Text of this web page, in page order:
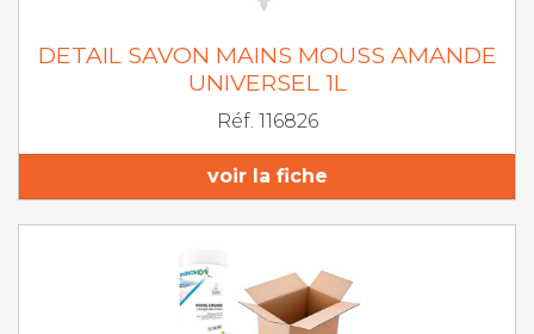
DETAIL SAVON MAINS MOUSS AMANDE
UNIVERSEL 1L
Réf. 116826
voir la fiche